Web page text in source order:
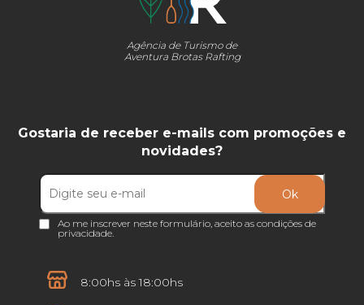
Agência de Turismo de
Aventura Brotas Rafting
8:00hs às 18:00hs
Gostaria de receber e-mails com promoções e
novidades?
Ao me inscrever neste formulário, aceito as condições de
privacidade.